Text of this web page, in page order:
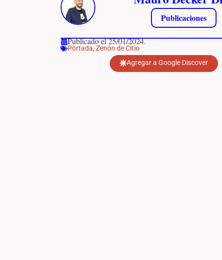
Publicaciones
Publicado el 25/01/2024.
Portada, Zenón de Citio
Agregar a Google Discover